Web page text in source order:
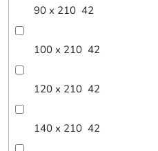
90 x 210 42
100 x 210 42
120 x 210 42
140 x 210 42